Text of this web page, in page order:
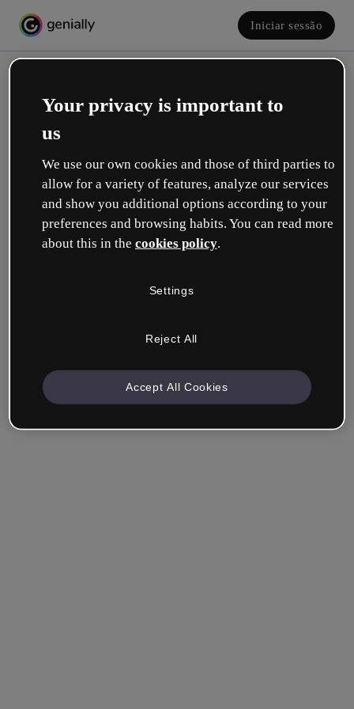
Iniciar sessão
Crie a sua conta! É grátis!
Qual descreve melhor a sua função?
Empresa & Profissionais
outra área.
Your privacy is important to
us
We use our own cookies and those of third parties to
allow for a variety of features, analyze our services
and show you additional options according to your
preferences and browsing habits. You can read more
about this in the cookies policy.
Settings
Reject All
Accept All Cookies